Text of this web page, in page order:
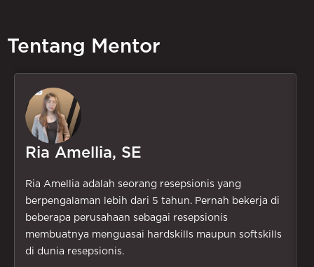
Tentang Mentor
Ria Amellia, SE
Ria Amellia adalah seorang resepsionis yang
berpengalaman lebih dari 5 tahun. Pernah bekerja di
beberapa perusahaan sebagai resepsionis
membuatnya menguasai hardskills maupun softskills
di dunia resepsionis.